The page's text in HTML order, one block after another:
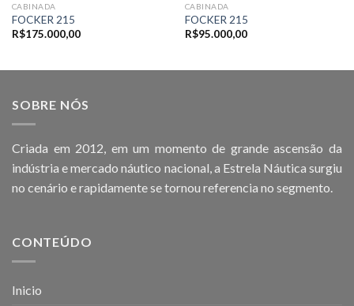
CABINADA
FOCKER 215
R$175.000,00
CABINADA
FOCKER 215
R$95.000,00
SOBRE NÓS
Criada em 2012, em um momento de grande ascensão da
indústria e mercado náutico nacional, a Estrela Náutica surgiu
no cenário e rapidamente se tornou referencia no segmento.
CONTEÚDO
Inicio